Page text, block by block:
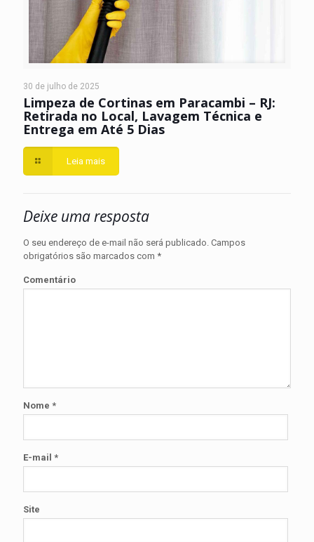
30 de julho de 2025
Limpeza de Cortinas em Paracambi – RJ:
Retirada no Local, Lavagem Técnica e
Entrega em Até 5 Dias
Leia mais
Deixe uma resposta
O seu endereço de e-mail não será publicado. Campos
obrigatórios são marcados com *
Comentário
Nome *
E-mail *
Site